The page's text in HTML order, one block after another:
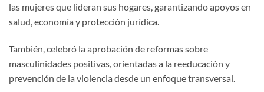
las mujeres que lideran sus hogares, garantizando apoyos en
salud, economía y protección jurídica.
También, celebró la aprobación de reformas sobre
masculinidades positivas, orientadas a la reeducación y
prevención de la violencia desde un enfoque transversal.